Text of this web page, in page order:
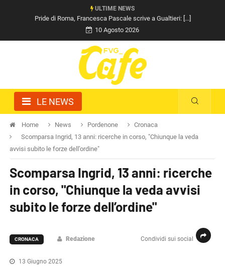
ULTIME NEWS
Pride di Roma, Francesca Pascale scrive a Gualtieri: [...]
10 Agosto 2026
LE NEWS
Home News Pordenone
Cronaca
Scomparsa Ingrid, 13 anni: ricerche in corso, "Chiunque la veda
avvisi subito le forze dell’ordine"
Scomparsa Ingrid, 13 anni: ricerche
in corso, "Chiunque la veda avvisi
subito le forze dell’ordine"
Condividi sui social
CRONACA Redazione
13 Giugno 2025